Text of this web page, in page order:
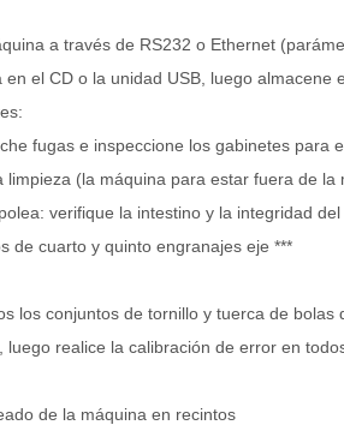
a través de RS232 o Ethernet
el CD o la unidad USB, luego almacene
fugas e inspeccione los gabinetes para
limpieza (la máquina para estar fuera de la
verifique la intestino y la integridad del
de cuarto y quinto engranajes eje ***
los conjuntos de tornillo y tuerca de
luego realice la calibración de error en
de la máquina en recintos